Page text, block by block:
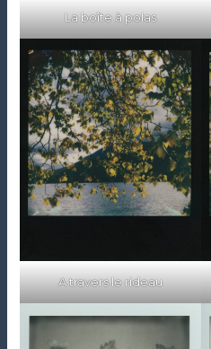
La boîte à polas
A travers le rideau